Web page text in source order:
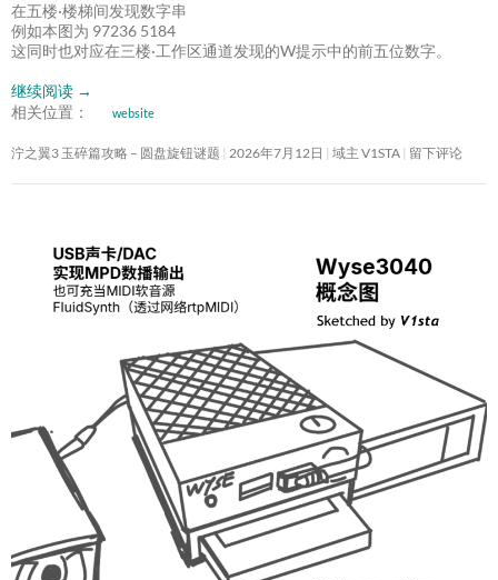
在五楼·楼梯间发现数字串
例如本图为 97236 5184
这同时也对应在三楼·工作区通道发现的W提示中的前五位数字。
继续阅读 →
相关位置：
website
泞之翼3 玉碎篇攻略 – 圆盘旋钮谜题 2026年7月12日 域主 V1STA 留下评论